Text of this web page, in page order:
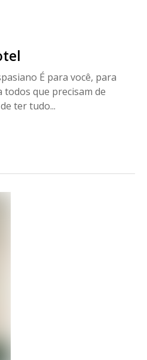
É para você, para
que precisam de
ter tudo...